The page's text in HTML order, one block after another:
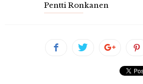
Pentti Ronkanen